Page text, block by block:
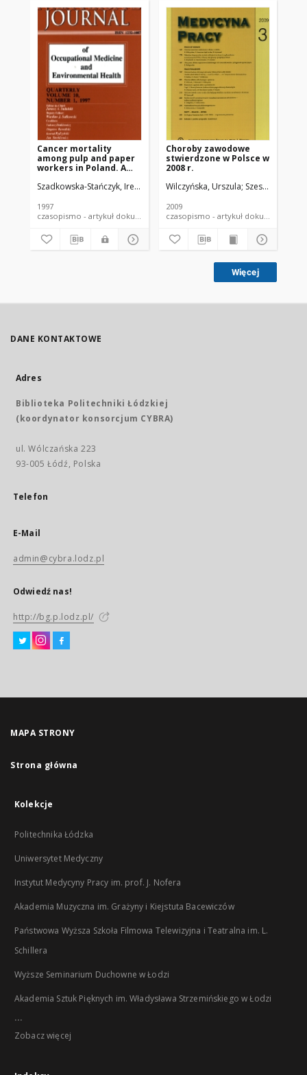
Cancer mortality
among pulp and paper
workers in Poland. A
Szadkowska-Stańczyk, Irena Boffetta, Paolo Wilczyńska, Urszula
1997
czasopismo - artykuł dokument piśmienniczy
Choroby zawodowe
stwierdzone w Polsce w
2008 r.
Wilczyńska, Urszula Szeszenia-
2009
czasopismo - artykuł
Więcej
DANE KONTAKTOWE
Adres
Biblioteka Politechniki Łódzkiej
(koordynator konsorcjum CYBRA)
ul. Wólczańska 223
93-005 Łódź, Polska
Telefon
E-Mail
admin@cybra.lodz.pl
Odwiedź nas!
http://bg.p.lodz.pl/
MAPA STRONY
Strona główna
Kolekcje
Politechnika Łódzka
Uniwersytet Medyczny
Instytut Medycyny Pracy im. prof. J. Nofera
Akademia Muzyczna im. Grażyny i Kiejstuta Bacewiczów
Państwowa Wyższa Szkoła Filmowa Telewizyjna i Teatralna im. L.
Schillera
Wyższe Seminarium Duchowne w Łodzi
Akademia Sztuk Pięknych im. Władysława Strzemińskiego w Łodzi
...
Zobacz więcej